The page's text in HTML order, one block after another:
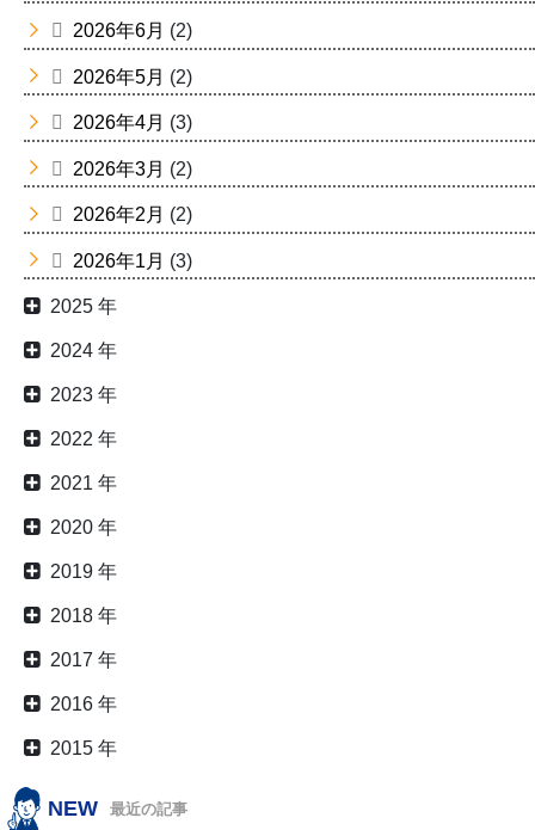
2026年6月 (2)
2026年5月 (2)
2026年4月 (3)
2026年3月 (2)
2026年2月 (2)
2026年1月 (3)
2025 年
2024 年
2023 年
2022 年
2021 年
2020 年
2019 年
2018 年
2017 年
2016 年
2015 年
NEW 最近の記事